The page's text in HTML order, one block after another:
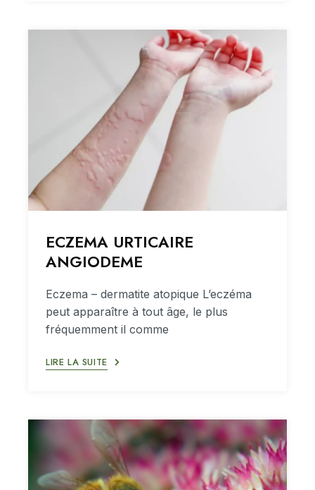
ECZEMA URTICAIRE
ANGIODEME
Eczema – dermatite atopique L’eczéma
peut apparaître à tout âge, le plus
fréquemment il comme
LIRE LA SUITE